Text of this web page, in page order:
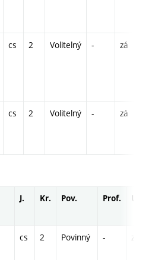
cs 2 Volitelný - zá
cs 2 Volitelný - zá
J. Kr. Pov. Prof. Uk.
cs 2 Povinný - zá